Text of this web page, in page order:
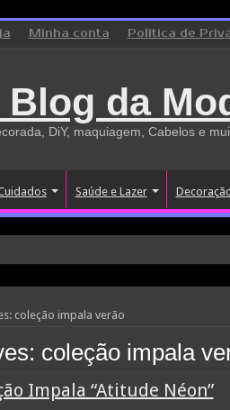
Minha conta Politica de
da
DiY, maquiagem, Cabelos e
Saúde e Lazer
coleção impala verão
coleção impala
Impala “Atitude Néon”